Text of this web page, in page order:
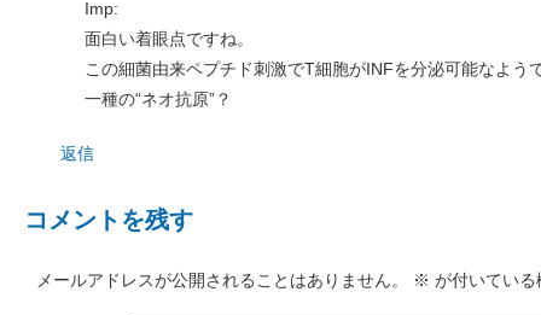
Imp:
面白い着眼点ですね。
この細菌由来ペプチド刺激でT細胞がINFを分泌可能なよう
一種の“ネオ抗原”？
返信
コメントを残す
メールアドレスが公開されることはありません。 ※ が付いてい